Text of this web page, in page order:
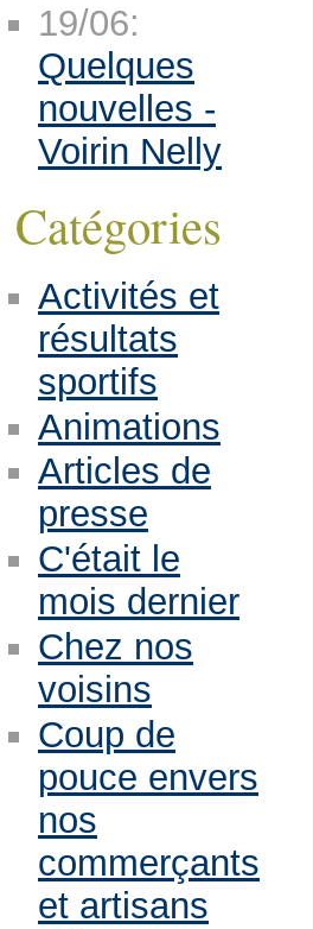
19/06:
Quelques
nouvelles -
Voirin Nelly
Catégories
Activités et
résultats
sportifs
Animations
Articles de
presse
C'était le
mois dernier
Chez nos
voisins
Coup de
pouce envers
nos
commerçants
et artisans